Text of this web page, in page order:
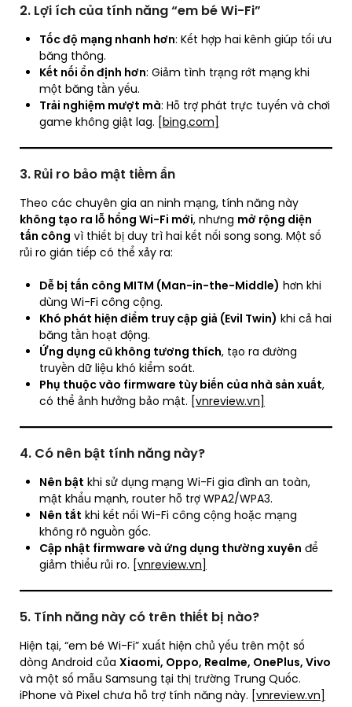
2. Lợi ích của tính năng “em bé Wi-Fi”
Tốc độ mạng nhanh hơn: Kết hợp hai kênh giúp tối ưu
băng thông.
Kết nối ổn định hơn: Giảm tình trạng rớt mạng khi
một băng tần yếu.
Trải nghiệm mượt mà: Hỗ trợ phát trực tuyến và chơi
game không giật lag. [bing.com]
3. Rủi ro bảo mật tiềm ẩn
Theo các chuyên gia an ninh mạng, tính năng này
không tạo ra lỗ hổng Wi-Fi mới, nhưng mở rộng diện
tấn công vì thiết bị duy trì hai kết nối song song. Một số
rủi ro gián tiếp có thể xảy ra:
Dễ bị tấn công MITM (Man-in-the-Middle) hơn khi
dùng Wi-Fi công cộng.
Khó phát hiện điểm truy cập giả (Evil Twin) khi cả hai
băng tần hoạt động.
Ứng dụng cũ không tương thích, tạo ra đường
truyền dữ liệu khó kiểm soát.
Phụ thuộc vào firmware tùy biến của nhà sản xuất,
có thể ảnh hưởng bảo mật. [vnreview.vn]
4. Có nên bật tính năng này?
Nên bật khi sử dụng mạng Wi-Fi gia đình an toàn,
mật khẩu mạnh, router hỗ trợ WPA2/WPA3.
Nên tắt khi kết nối Wi-Fi công cộng hoặc mạng
không rõ nguồn gốc.
Cập nhật firmware và ứng dụng thường xuyên để
giảm thiểu rủi ro. [vnreview.vn]
5. Tính năng này có trên thiết bị nào?
Hiện tại, “em bé Wi-Fi” xuất hiện chủ yếu trên một số
dòng Android của Xiaomi, Oppo, Realme, OnePlus, Vivo
và một số mẫu Samsung tại thị trường Trung Quốc.
iPhone và Pixel chưa hỗ trợ tính năng này. [vnreview.vn]